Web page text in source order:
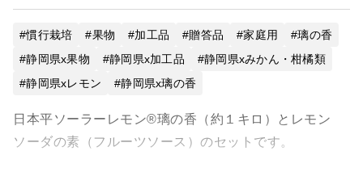
慣行栽培 果物 加工品 贈答品 家庭用
璃の香
静岡県x果物
静岡県x加工品
静岡県xみかん・柑橘類
静岡県xレモン
静岡県x璃の香
日本平ソーラーレモン®璃の香（約１キロ）とレモン
ソーダの素（フルーツソース）のセットです。